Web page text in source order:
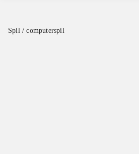
Spil / computerspil